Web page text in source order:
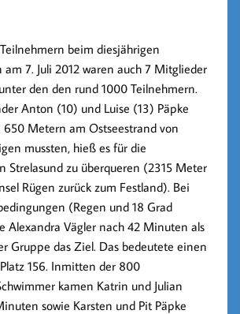
beim diesjährigen
am 7. Juli 2012 waren auch 7 Mitglieder
den den rund 1000 Teilnehmern.
Anton (10) und Luise (13) Päpke
650 Metern am Ostseestrand von
mussten, hieß es für die
Strelasund zu überqueren (2315 Meter
Rügen zurück zum Festland). Bei
(Regen und 18 Grad
Alexandra Vägler nach 42 Minuten als
Gruppe das Ziel. Das bedeutete einen
156. Inmitten der 800
kamen Katrin und Julian
sowie Karsten und Pit Päpke